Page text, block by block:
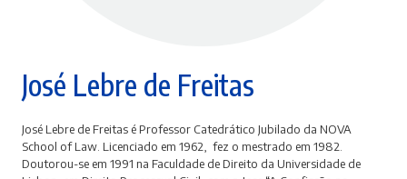
José Lebre de Freitas
José Lebre de Freitas é Professor Catedrático Jubilado da NOVA
School of Law. L icenciado em 1962,
fez o mestrado em 1982.
Doutorou-se em 1991 na Faculdade de Direito da Universidade de